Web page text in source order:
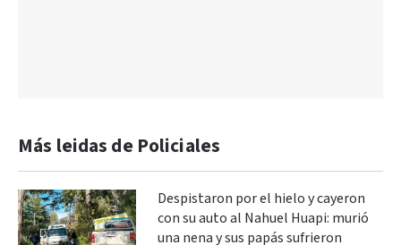
Más leidas de Policiales
Despistaron por el hielo y cayeron
con su auto al Nahuel Huapi: murió
una nena y sus papás sufrieron